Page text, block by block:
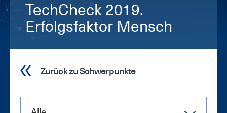
TechCheck 2019.
Erfolgsfaktor Mensch
Zurück zu Schwerpunkte